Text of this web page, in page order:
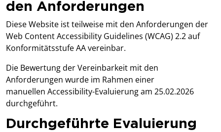
den Anforderungen
Diese Website ist teilweise mit den Anforderungen der
Web Content Accessibility Guidelines (WCAG) 2.2 auf
Konformitätsstufe AA vereinbar.
Die Bewertung der Vereinbarkeit mit den
Anforderungen wurde im Rahmen einer
manuellen Accessibility-Evaluierung am 25.02.2026
durchgeführt.
Durchgeführte Evaluierung